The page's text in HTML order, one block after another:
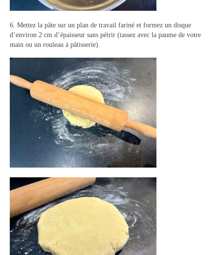
6. Mettez la pâte sur un plan de travail fariné et formez un disque
d’environ 2 cm d’épaisseur sans pétrir (tassez avec la paume de votre
main ou un rouleau à pâtisserie).